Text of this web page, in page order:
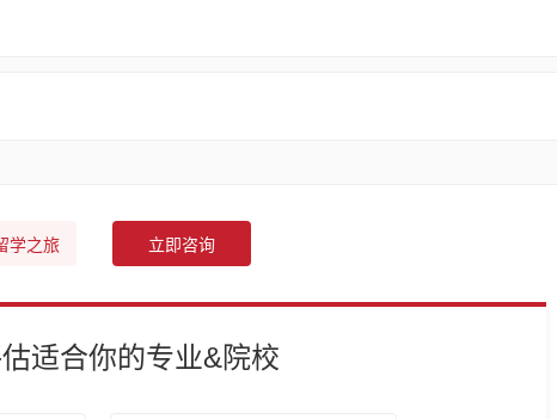
学之旅 立即咨询
适合你的专业&院校